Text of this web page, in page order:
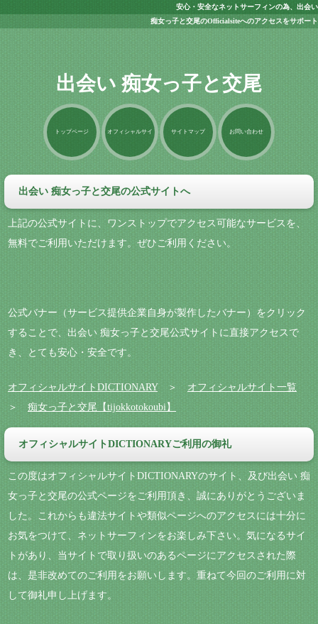
安心・安全なネットサーフィンの為、出会い
痴女っ子と交尾のOfficialsiteへのアクセスをサポート
出会い 痴女っ子と交尾
トップページ オフィシャルサイ サイトマップ お問い合わせ
出会い 痴女っ子と交尾の公式サイトへ
上記の公式サイトに、ワンストップでアクセス可能なサービスを、
無料でご利用いただけます。ぜひご利用ください。
公式バナー（サービス提供企業自身が製作したバナー）をクリック
することで、出会い 痴女っ子と交尾公式サイトに直接アクセスで
き、とても安心・安全です。
オフィシャルサイトDICTIONARY＞ オフィシャルサイト一覧
＞ 痴女っ子と交尾【tijokkotokoubi】
オフィシャルサイトDICTIONARYご利用の御礼
この度はオフィシャルサイトDICTIONARYのサイト、及び出会い 痴
女っ子と交尾の公式ページをご利用頂き、誠にありがとうございま
した。これからも違法サイトや類似ページへのアクセスには十分に
お気をつけて、ネットサーフィンをお楽しみ下さい。気になるサイ
トがあり、当サイトで取り扱いのあるページにアクセスされた際
は、是非改めてのご利用をお願いします。重ねて今回のご利用に対
して御礼申し上げます。